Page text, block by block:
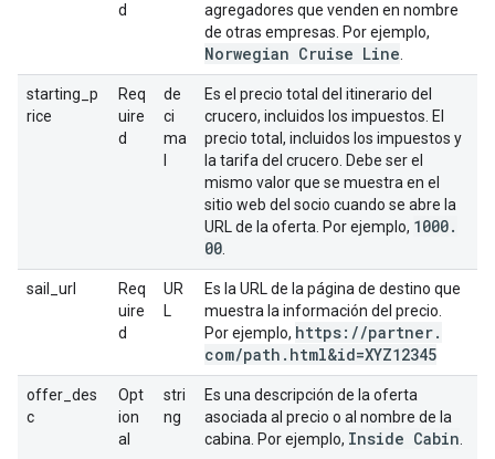
d
agregadores que venden en nombre
de otras empresas. Por ejemplo,
Norwegian Cruise Line
starting_p
rice
Req
uire
d
de
ci
ma
Es el precio total del itinerario del
crucero, incluidos los impuestos. El
precio total, incluidos los impuestos y
la tarifa del crucero. Debe ser el
mismo valor que se muestra en el
sitio web del socio cuando se abre la
URL de la oferta. Por ejemplo, 1000.
00
sail_url
Req
uire
d
UR
L
Es la URL de la página de destino que
muestra la información del precio.
Por ejemplo, https: //partner.
com/path . html&id=XYZ12345
offer_des
c
Opt
ion
al
stri
ng
Es una descripción de la oferta
asociada al precio o al nombre de la
cabina. Por ejemplo, Inside Cabin